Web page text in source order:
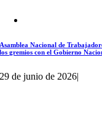
Asamblea Nacional de
los gremios con el Gobierno
29 de junio de 2026|